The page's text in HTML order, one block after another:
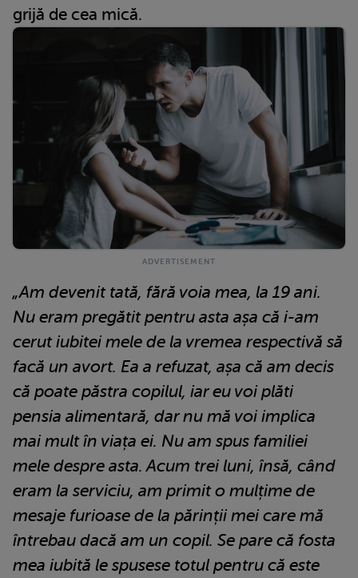
grijă de cea mică.
„Am devenit tată, fără voia mea, la 19 ani.
Nu eram pregătit pentru asta așa că i-am
cerut iubitei mele de la vremea respectivă să
facă un avort. Ea a refuzat, așa că am decis
că poate păstra copilul, iar eu voi plăti
pensia alimentară, dar nu mă voi implica
mai mult în viața ei. Nu am spus familiei
mele despre asta. Acum trei luni, însă, când
eram la serviciu, am primit o mulțime de
mesaje furioase de la părinții mei care mă
întrebau dacă am un copil. Se pare că fosta
mea iubită le spusese totul pentru că este